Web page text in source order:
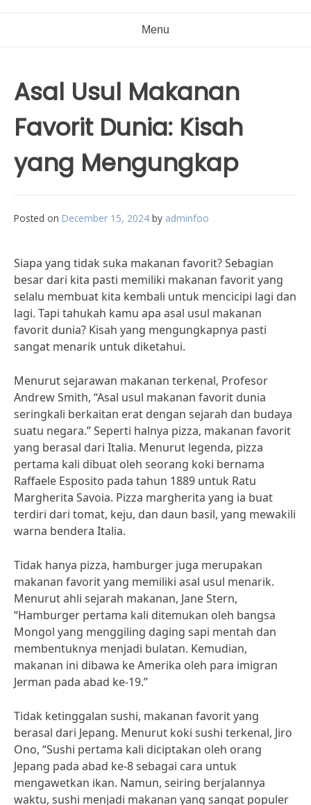
Menu
Asal Usul Makanan
Favorit Dunia: Kisah
yang Mengungkap
Posted on December 15, 2024 by adminfoo
Siapa yang tidak suka makanan favorit? Sebagian
besar dari kita pasti memiliki makanan favorit yang
selalu membuat kita kembali untuk mencicipi lagi dan
lagi. Tapi tahukah kamu apa asal usul makanan
favorit dunia? Kisah yang mengungkapnya pasti
sangat menarik untuk diketahui.
Menurut sejarawan makanan terkenal, Profesor
Andrew Smith, “Asal usul makanan favorit dunia
seringkali berkaitan erat dengan sejarah dan budaya
suatu negara.” Seperti halnya pizza, makanan favorit
yang berasal dari Italia. Menurut legenda, pizza
pertama kali dibuat oleh seorang koki bernama
Raffaele Esposito pada tahun 1889 untuk Ratu
Margherita Savoia. Pizza margherita yang ia buat
terdiri dari tomat, keju, dan daun basil, yang mewakili
warna bendera Italia.
Tidak hanya pizza, hamburger juga merupakan
makanan favorit yang memiliki asal usul menarik.
Menurut ahli sejarah makanan, Jane Stern,
“Hamburger pertama kali ditemukan oleh bangsa
Mongol yang menggiling daging sapi mentah dan
membentuknya menjadi bulatan. Kemudian,
makanan ini dibawa ke Amerika oleh para imigran
Jerman pada abad ke-19.”
Tidak ketinggalan sushi, makanan favorit yang
berasal dari Jepang. Menurut koki sushi terkenal, Jiro
Ono, “Sushi pertama kali diciptakan oleh orang
Jepang pada abad ke-8 sebagai cara untuk
mengawetkan ikan. Namun, seiring berjalannya
waktu, sushi menjadi makanan yang sangat populer